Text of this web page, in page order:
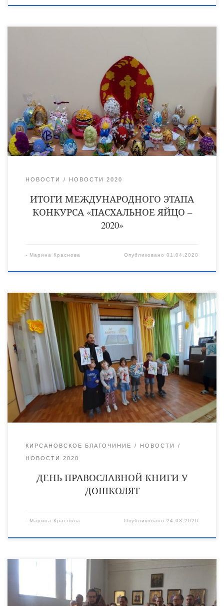
конкурса-фестиваля декоративно-прикладного творчества
«Пасхальное яйцо — 2020», в котором в числе победителей и
призеров оказались работы кирсановцев. Важно отметить, в
декабре 2019 года в духовно-просветительском центре
«Возрождение» города Кирсанова проведен региональный
(епархиальный) этап международного конкурса – фестиваля
декоративно-прикладного творчества «Пасхальное яйцо
-2020», в котором приняли участие 206 работ. […]
НОВОСТИ НОВОСТИ 2020
ИТОГИ МЕЖДУНАРОДНОГО ЭТАПА
КОНКУРСА «ПАСХАЛЬНОЕ ЯЙЦО –
2020»
- Марина Краснова Опубликовано01.04.2020
24 марта в детском саду «Аленка» города Кирсанова
состоялся праздник, посвященный Дню православной книги.
Почетным гостем мероприятия стал настоятель
Космодамиановского храма города Кирсанова священник
Сергий Богданов. К празднику, в честь православной книги
коллектив детского сада «Аленка» подготовил не только
номера художественной самодеятельности, но и разные
увлекательные интеллектуальные задания для дошколят.
Священник Сергий Богданов принимал […]
КИРСАНОВСКОЕ БЛАГОЧИНИЕ НОВОСТИ
НОВОСТИ 2020
ДЕНЬ ПРАВОСЛАВНОЙ КНИГИ У
ДОШКОЛЯТ
- Марина Краснова Опубликовано24.03.2020
22 марта во всех храмах Кирсановского благочиния
совершили молебны во всех храмах города Кирсанова и